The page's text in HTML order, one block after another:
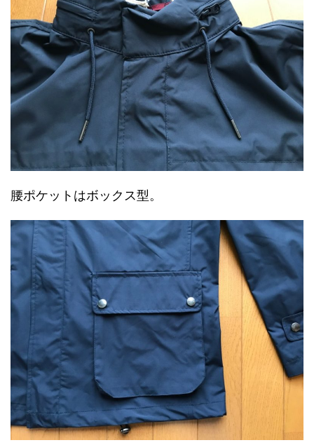
腰ポケットはボックス型。